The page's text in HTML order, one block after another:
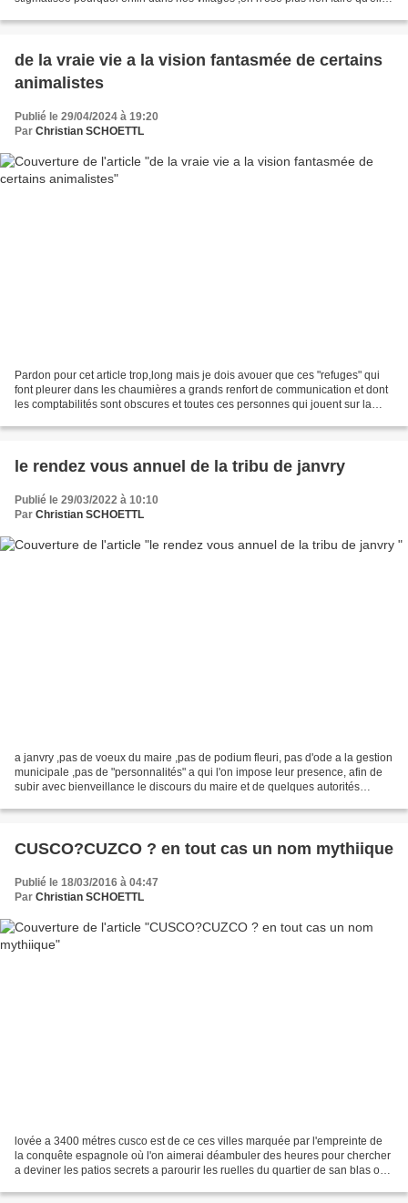
de la vraie vie a la vision fantasmée de certains
animalistes
Publié le 29/04/2024 à 19:20
Par Christian SCHOETTL
Pardon pour cet article trop,long mais je dois avouer que ces "refuges" qui
font pleurer dans les chaumières a grands renfort de communication et dont
les comptabilités sont obscures et toutes ces personnes qui jouent sur la
le rendez vous annuel de la tribu de janvry
Publié le 29/03/2022 à 10:10
Par Christian SCHOETTL
a janvry ,pas de voeux du maire ,pas de podium fleuri, pas d'ode a la gestion
municipale ,pas de "personnalités" a qui l'on impose leur presence, afin de
subir avec bienveillance le discours du maire et de quelques autorités
CUSCO?CUZCO ? en tout cas un nom mythiique
Publié le 18/03/2016 à 04:47
Par Christian SCHOETTL
lovée a 3400 métres cusco est de ce ces villes marquée par l'empreinte de
la conquête espagnole où l'on aimerai déambuler des heures pour chercher
a deviner les patios secrets a parourir les ruelles du quartier de san blas ou